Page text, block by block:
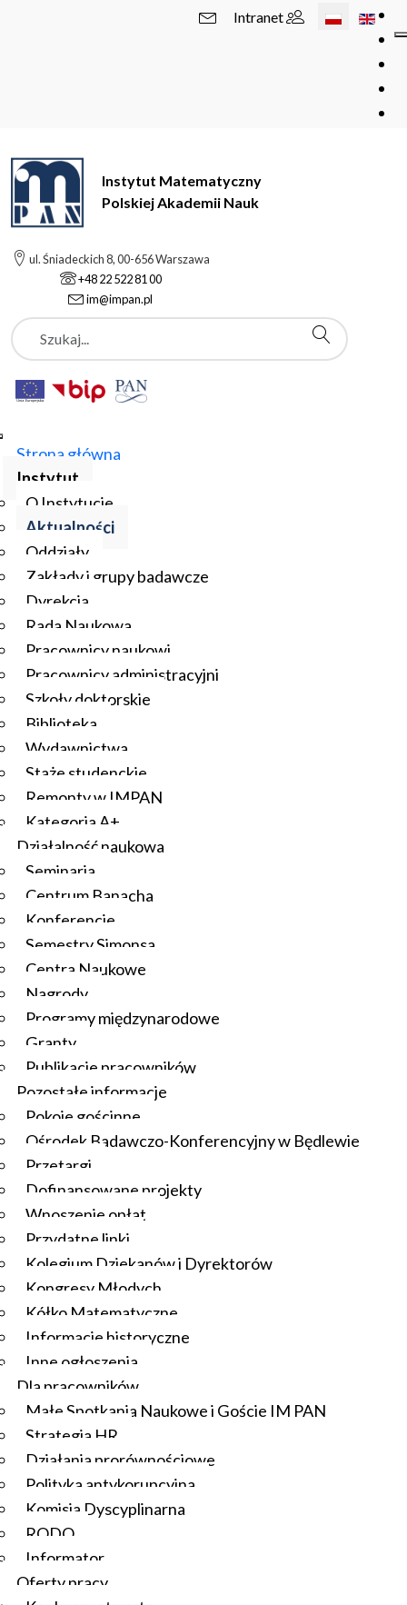
Wybierz swój
Intranet
Instytut Matematyczny
Polskiej Akademii Nauk
ul. Śniadeckich 8, 00-656 Warszawa
+48 22 522 81 00
im@impan.pl
Szukaj
Strona główna
Instytut
O Instytucie
Aktualności
Oddziały
Zakłady i grupy badawcze
Dyrekcja
Rada Naukowa
Pracownicy naukowi
Pracownicy administracyjni
Szkoły doktorskie
Biblioteka
Wydawnictwa
Staże studenckie
Remonty w IMPAN
Kategoria A+
Działalność naukowa
Seminaria
Centrum Banacha
Konferencje
Semestry Simonsa
Centra Naukowe
Nagrody
Programy międzynarodowe
Granty
Publikacje pracowników
Pozostałe informacje
Pokoje gościnne
Ośrodek Badawczo-Konferencyjny w Będlewie
Przetargi
Dofinansowane projekty
Wnoszenie opłat
Przydatne linki
Kolegium Dziekanów i Dyrektorów
Kongresy Młodych
Kółko Matematyczne
Informacje historyczne
Inne ogłoszenia
Dla pracowników
Małe Spotkania Naukowe i Goście IM PAN
Strategia HR
Działania prorównościowe
Polityka antykorupcyjna
Komisja Dyscyplinarna
RODO
Informator
Oferty pracy